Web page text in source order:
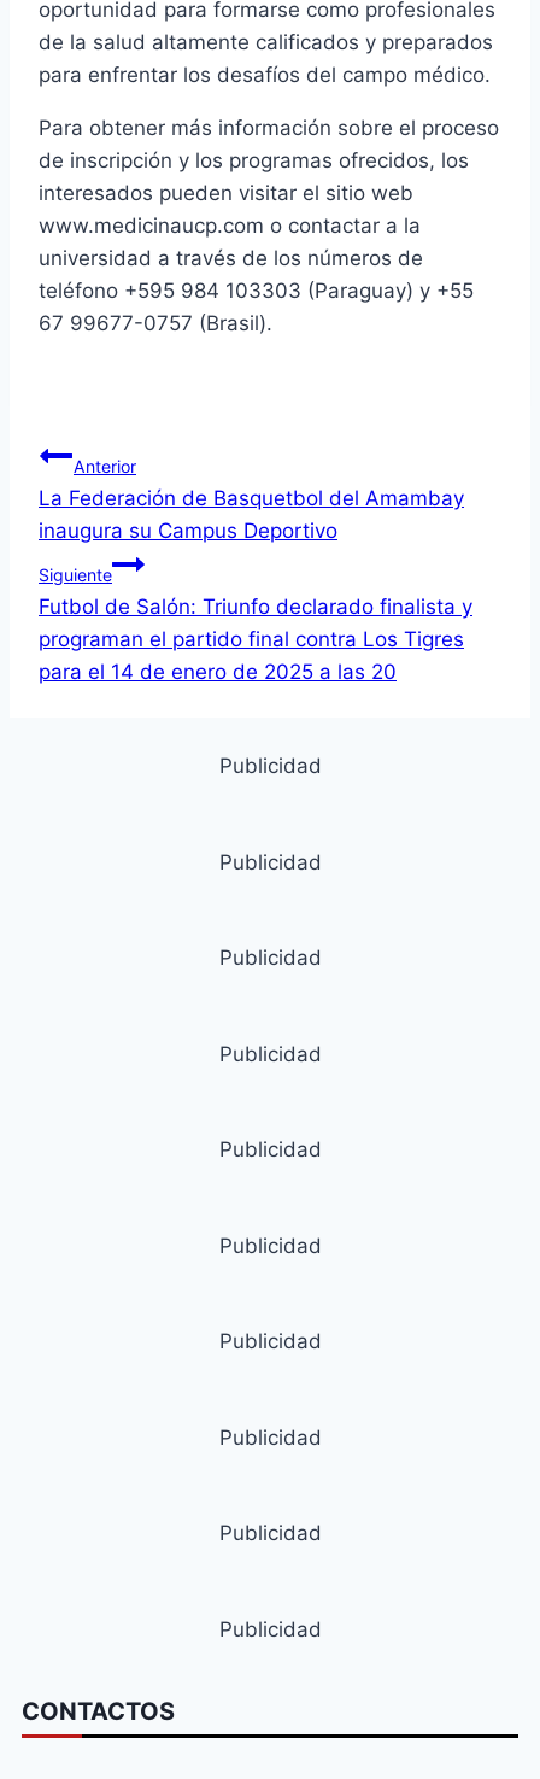
oportunidad para formarse como profesionales
de la salud altamente calificados y preparados
para enfrentar los desafíos del campo médico.
Para obtener más información sobre el proceso
de inscripción y los programas ofrecidos, los
interesados pueden visitar el sitio web
www.medicinaucp.com o contactar a la
universidad a través de los números de
teléfono +595 984 103303 (Paraguay) y +55
67 99677-0757 (Brasil).
Anterior
La Federación de Basquetbol del Amambay
inaugura su Campus Deportivo
Siguiente
Futbol de Salón: Triunfo declarado finalista y
programan el partido final contra Los Tigres
para el 14 de enero de 2025 a las 20
Publicidad
Publicidad
Publicidad
Publicidad
Publicidad
Publicidad
Publicidad
Publicidad
Publicidad
Publicidad
CONTACTOS